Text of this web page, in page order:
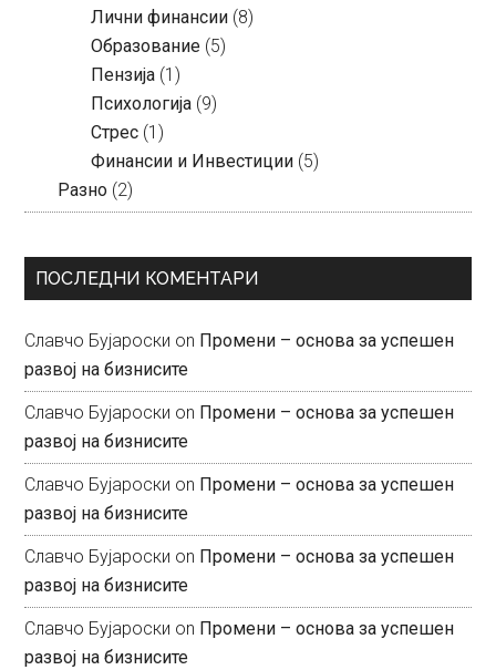
Лични финансии (8)
Образование (5)
Пензија (1)
Психологија (9)
Стрес (1)
Финансии и Инвестиции (5)
Разно (2)
ПОСЛЕДНИ КОМЕНТАРИ
Славчо Бујароски on Промени – основа за успешен
развој на бизнисите
Славчо Бујароски on Промени – основа за успешен
развој на бизнисите
Славчо Бујароски on Промени – основа за успешен
развој на бизнисите
Славчо Бујароски on Промени – основа за успешен
развој на бизнисите
Славчо Бујароски on Промени – основа за успешен
развој на бизнисите